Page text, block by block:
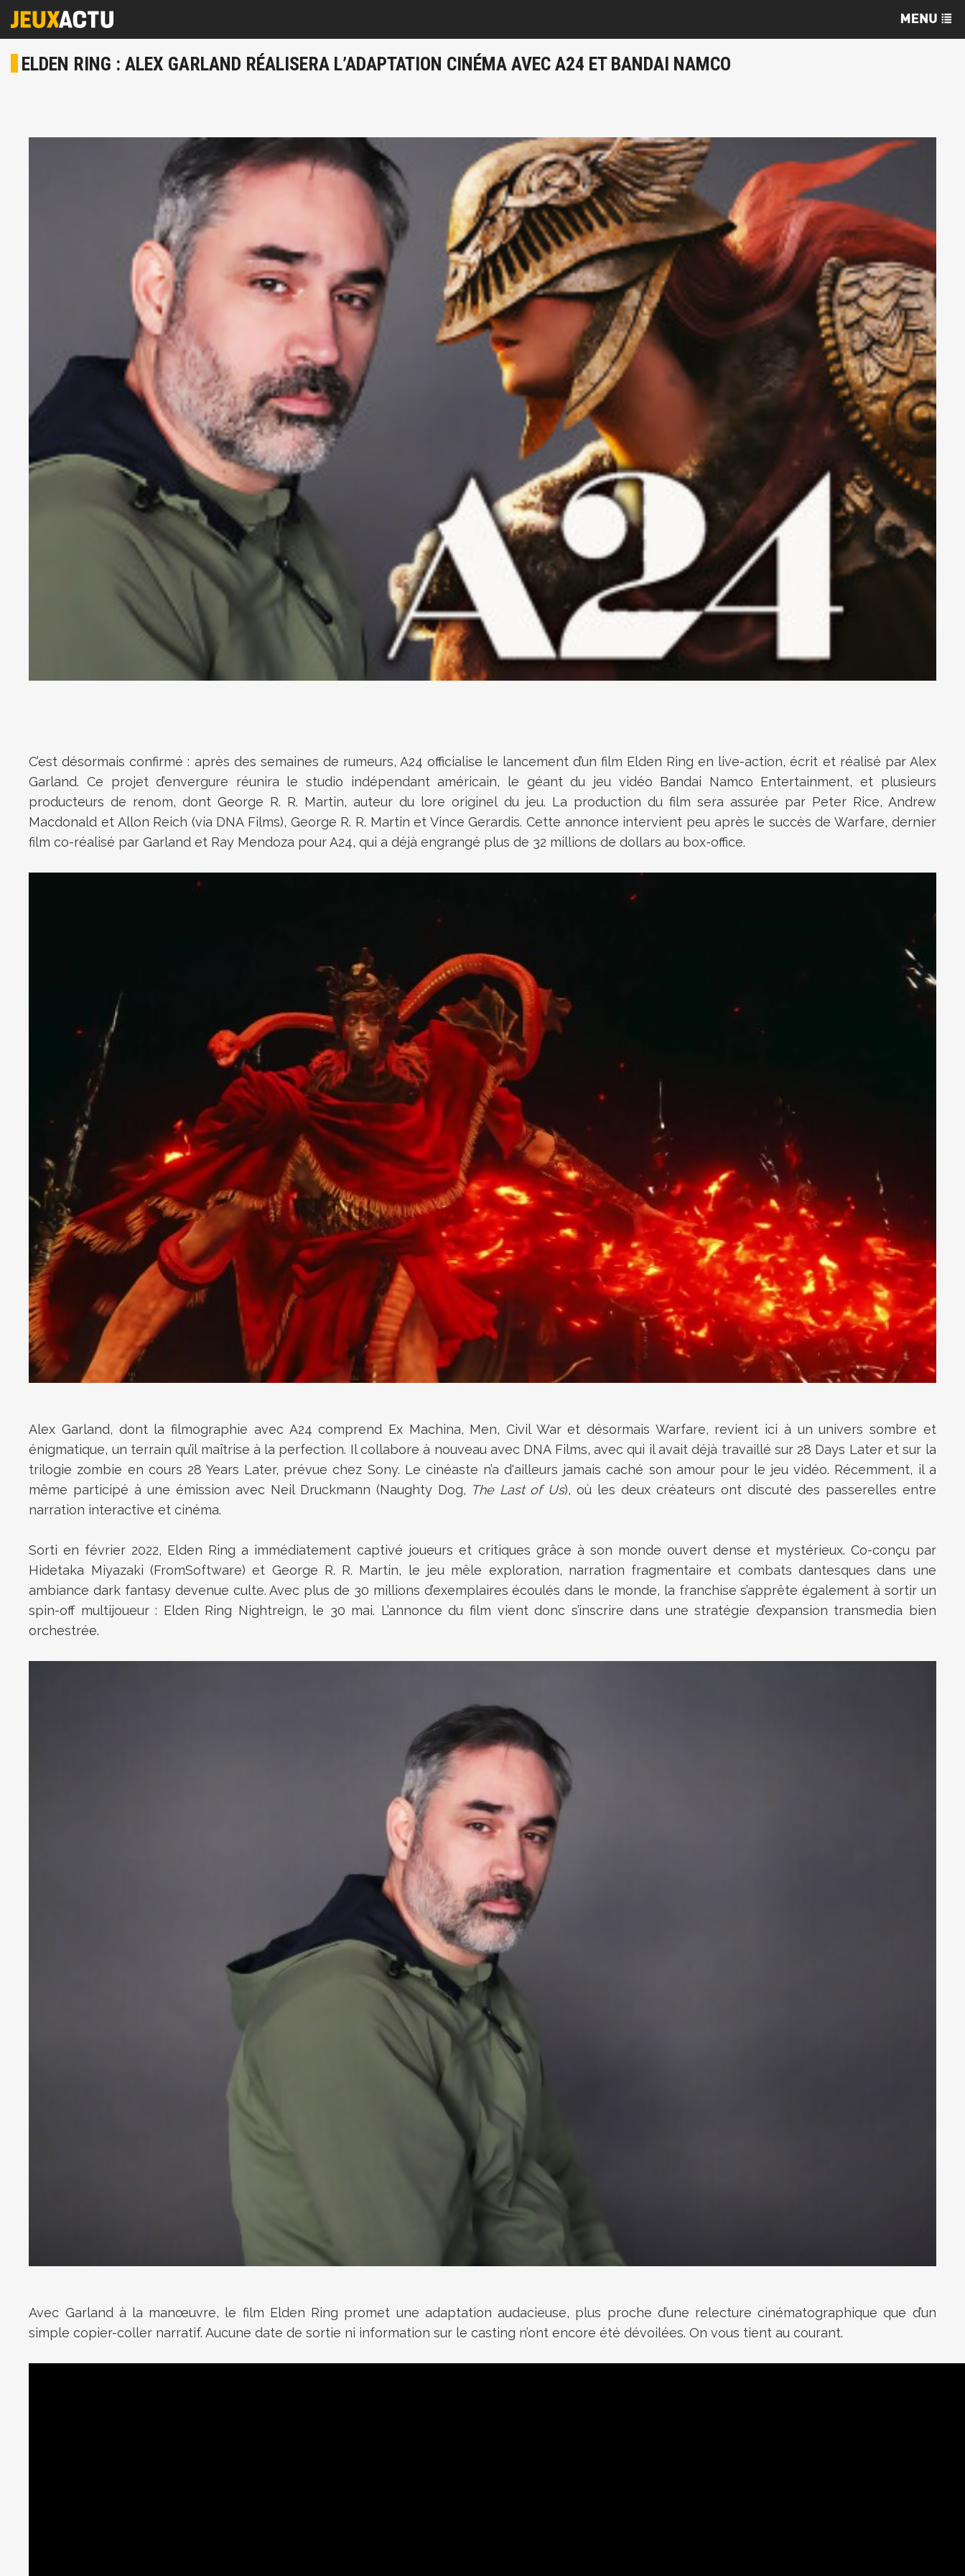
ELDEN RING : ALEX GARLAND RÉALISERA L’ADAPTATION CINÉMA AVEC A24 ET BANDAI NAMCO
C’est désormais confirmé : après des semaines de rumeurs, A24 officialise le lancement d’un film Elden Ring en live-action, écrit et réalisé par Alex
Garland. Ce projet d’envergure réunira le studio indépendant américain, le géant du jeu vidéo Bandai Namco Entertainment, et plusieurs
producteurs de renom, dont George R. R. Martin, auteur du lore originel du jeu. La production du film sera assurée par Peter Rice, Andrew
Macdonald et Allon Reich (via DNA Films), George R. R. Martin et Vince Gerardis. Cette annonce intervient peu après le succès de Warfare, dernier
film co-réalisé par Garland et Ray Mendoza pour A24, qui a déjà engrangé plus de 32 millions de dollars au box-office.
Alex Garland, dont la filmographie avec A24 comprend Ex Machina, Men, Civil War et désormais Warfare, revient ici à un univers sombre et
énigmatique, un terrain qu’il maîtrise à la perfection. Il collabore à nouveau avec DNA Films, avec qui il avait déjà travaillé sur 28 Days Later et sur la
trilogie zombie en cours 28 Years Later, prévue chez Sony. Le cinéaste n’a d'ailleurs jamais caché son amour pour le jeu vidéo. Récemment, il a
même participé à une émission avec Neil Druckmann (Naughty Dog, The Last of Us), où les deux créateurs ont discuté des passerelles entre
narration interactive et cinéma.
Sorti en février 2022, Elden Ring a immédiatement captivé joueurs et critiques grâce à son monde ouvert dense et mystérieux. Co-conçu par
Hidetaka Miyazaki (FromSoftware) et George R. R. Martin, le jeu mêle exploration, narration fragmentaire et combats dantesques dans une
ambiance dark fantasy devenue culte. Avec plus de 30 millions d’exemplaires écoulés dans le monde, la franchise s’apprête également à sortir un
spin-off multijoueur : Elden Ring Nightreign, le 30 mai. L’annonce du film vient donc s’inscrire dans une stratégie d’expansion transmedia bien
orchestrée.
Avec Garland à la manœuvre, le film Elden Ring promet une adaptation audacieuse, plus proche d’une relecture cinématographique que d’un
simple copier-coller narratif. Aucune date de sortie ni information sur le casting n’ont encore été dévoilées. On vous tient au courant.